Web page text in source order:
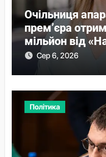
Очільниця
прем’єра
мільйон від
Сер 6, 2026
Політика